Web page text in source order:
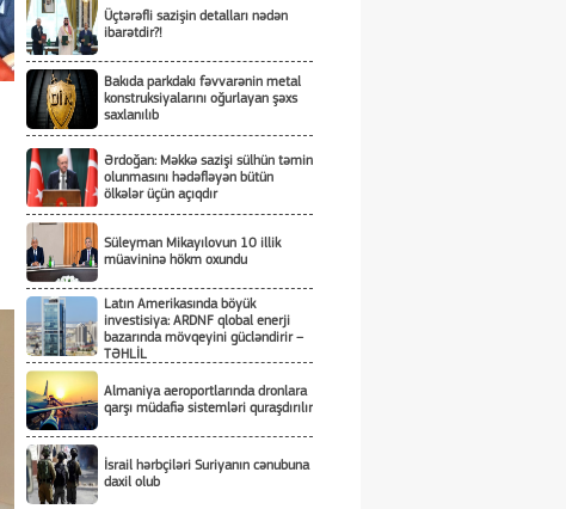
Üçtərəfli sazişin detalları nədən
ibarətdir?!
Bakıda parkdakı fəvvarənin metal
konstruksiyalarını oğurlayan şəxs
saxlanılıb
Ərdoğan: Məkkə sazişi sülhün təmin
olunmasını hədəfləyən bütün
ölkələr üçün açıqdır
Süleyman Mikayılovun 10 illik
müavininə hökm oxundu
Latın Amerikasında böyük
investisiya: ARDNF qlobal enerji
bazarında mövqeyini gücləndirir –
TƏHLİL
Almaniya aeroportlarında dronlara
qarşı müdafiə sistemləri quraşdırılır
İsrail hərbçiləri Suriyanın cənubuna
daxil olub